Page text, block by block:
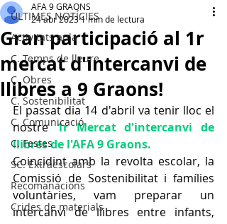
ÚLTIMES NOTÍCIES
Activitats aula
C. Temps de lleure
C. Obres
C. Sostenibilitat
C. Comunicació
C. Festes
SC. Extraescolars
Recomanacions
Crides de materials
Gran participació al 1r
mercat d'intercanvi de
llibres a 9 Graons!
AFA 9 GRAONS
24 abr 20231 min de lectura
El passat dia 14 d'abril va tenir lloc el
nostre 1r Mercat d'intercanvi de
llibres de l'AFA 9 Graons.
Coincidint amb la revolta escolar, la
Comissió de Sostenibilitat i famílies
voluntàries, vam preparar un
intercanvi de llibres entre infants,